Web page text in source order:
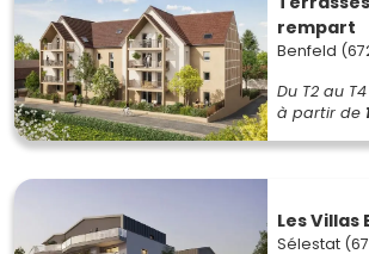
rempart
Benfeld
Du T2 au T4
à partir de
Les Villas
Sélestat